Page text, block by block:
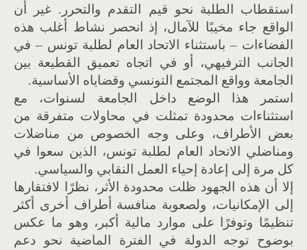
استقطاب الطلبة نحو قيم التقدم والتحرر. غير أن
الواقع جاء مخيبًا للآمال، إذ انحصر نشاط أغلب هذه
الفضاءات – باستثناء الاتحاد العام لطلبة تونس – في
الجانب الترفيهي، أو في اتجاه تعميق القطيعة بين
الجامعة وواقع المجتمع التونسي وقضاياه الأساسية.
استمر هذا الوضع داخل الجامعة لسنوات، مع
استثناءات محدودة تمثلت في محاولات متفرقة من
بعض الأطراف، وعلى وجه الخصوص من مناضلات
ومناضلي الاتحاد العام لطلبة تونس، الذين سعوا في
كل مرة إلى إعادة إحياء العمل النقابي والسياسي.
إلا أن هذه الجهود ظلت محدودة الأثر، نظرًا لافتقارها
إلى الإمكانيات، ولصعوبة منافسة أطراف أخرى أكثر
تنظيمًا وتوفرًا على موارد مالية أكبر، وهو ما عكس
بوضوح توجه الدولة في الفترة الماضية نحو دعم